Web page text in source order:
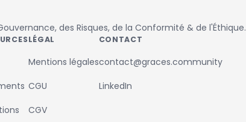
des Risques, de la Conformité & de l'Éthique.
LÉGAL
Mentions légales
CGU
CGV
CONTACT
contact@graces.community
LinkedIn